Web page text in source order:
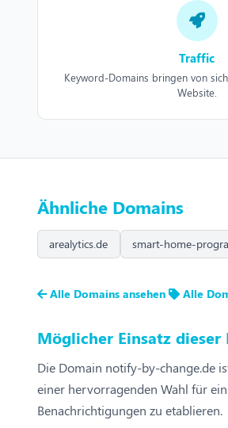
Traffic
Keyword-Domains bringen von
Website.
Ähnliche Domains
arealytics.de smart-home-
Alle Domains ansehen Alle
Möglicher Einsatz dieser
Die Domain notify-by-change.de
einer hervorragenden Wahl für
Benachrichtigungen zu etablieren.